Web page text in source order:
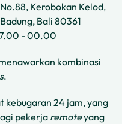
Kerobokan Kelod,
Bali 80361
- 00.00
kombinasi
.
kebugaran 24 jam, yang
pekerja remoteyang